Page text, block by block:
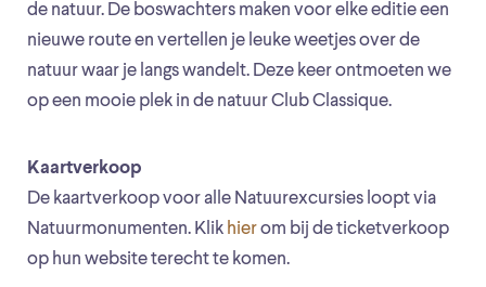
de natuur. De boswachters maken voor elke editie een
nieuwe route en vertellen je leuke weetjes over de
natuur waar je langs wandelt. Deze keer ontmoeten we
op een mooie plek in de natuur Club Classique.
Kaartverkoop
De kaartverkoop voor alle Natuurexcursies loopt via
Natuurmonumenten. Klik hierom bij de ticketverkoop
op hun website terecht te komen.